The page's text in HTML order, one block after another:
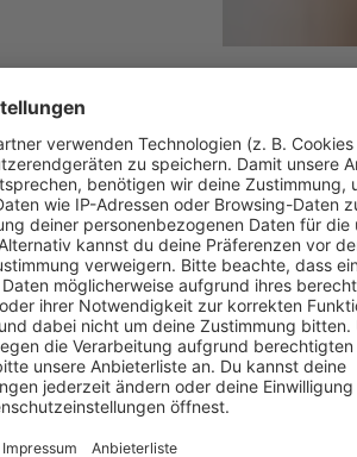
Wir sind
was zählt. (…)
CATHY HUMMELS
Mats Hummelsendlich aus der Welt
Dann hört euch doch denPodcast
konnteBarbara Schöneberger
mit ihren
kommen. Hier könnt ihr die